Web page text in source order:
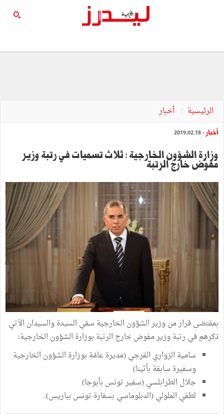
الرئيسية أخبار
أخبار - 2019.02.18
وزارة الشؤون الخارجية : ثلاث تسميات في رتبة وزير
مفوّض خارج الرتبة
بمقتضى قرار من وزير الشؤون الخارجية سمّي السيدة والسيدان الآتي
ذكرهم في رتبة وزير مفوض خارج الرتبة بوزارة الشؤون الخارجية:
سامية الزواري القرجي (مديرة عامّة بوزارة الشؤون الخارجية
وسفيرة سابقة بأثينا)
جلال الطرابلسي (سفير تونس بأبوجا)
لطفي الملولي (الدبلوماسي بسفارة تونس بباريس).